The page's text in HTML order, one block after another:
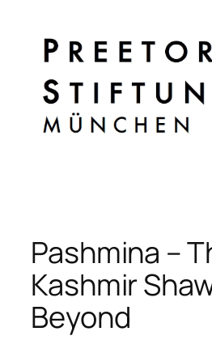
springen
Pashmina –
Kashmir
Beyond